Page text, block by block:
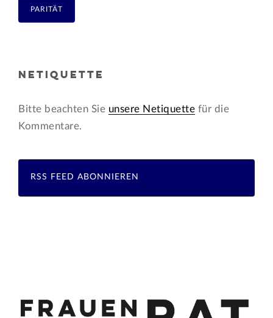
PARITÄT
NETIQUETTE
Bitte beachten Sie unsere Netiquette für die
Kommentare.
RSS FEED ABONNIEREN